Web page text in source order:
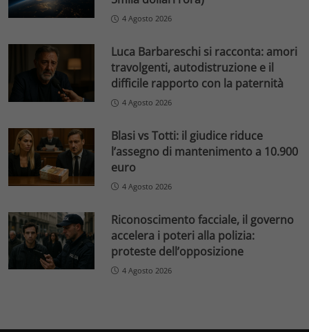
4 Agosto 2026
Luca Barbareschi si racconta: amori
travolgenti, autodistruzione e il
difficile rapporto con la paternità
4 Agosto 2026
Blasi vs Totti: il giudice riduce
l’assegno di mantenimento a 10.900
euro
4 Agosto 2026
Riconoscimento facciale, il governo
accelera i poteri alla polizia:
proteste dell’opposizione
4 Agosto 2026